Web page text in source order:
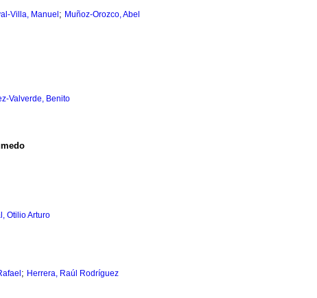
Villa, Manuel ; Muñoz-Orozco, Abel
Valverde, Benito
Otilio Arturo
; Herrera, Raúl Rodríguez